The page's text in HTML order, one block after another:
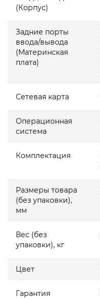
(Корпус)
Задние порты
ввода/вывода
(Материнская
плата)
Сетевая карта
Операционная
система
Комплектация
Размеры товара
(без упаковки),
мм
Вес (без
упаковки), кг
Цвет
Гарантия